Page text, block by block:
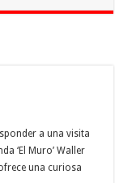
a una visita
‘El Muro’ Waller
una curiosa